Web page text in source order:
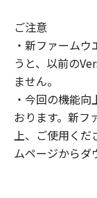
(3) お
反した
後直ち
消去す
分離可
本契約
ご注意
・新ファーム
うと、以前の
ません。
・今回の機能
おります。新フ
上、ご使用くだ
ムページからダ